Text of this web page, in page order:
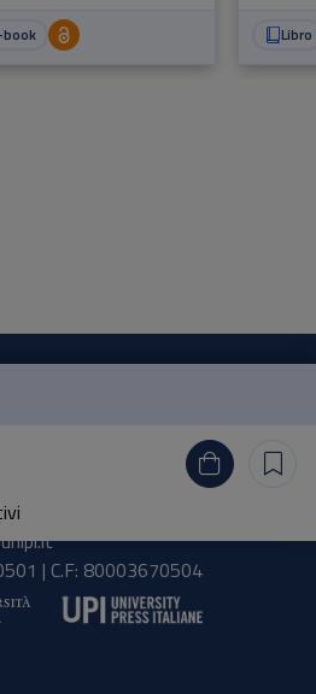
book Libro
Press
43/44 56126 Pisa
| C.F: 80003670504